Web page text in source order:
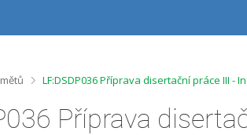
>
LF:DSDP036 Příprava disertační práce III -
Příprava